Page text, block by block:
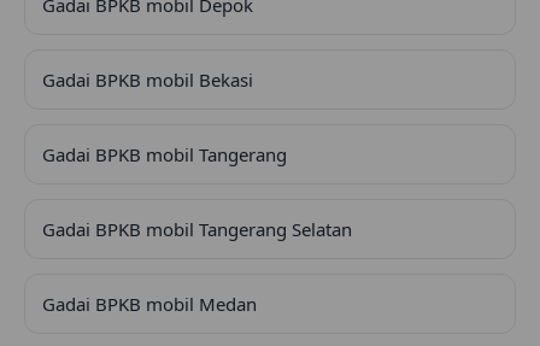
Gadai BPKB mobil Depok
Gadai BPKB mobil Bekasi
Gadai BPKB mobil Tangerang
Gadai BPKB mobil Tangerang Selatan
Gadai BPKB mobil Medan